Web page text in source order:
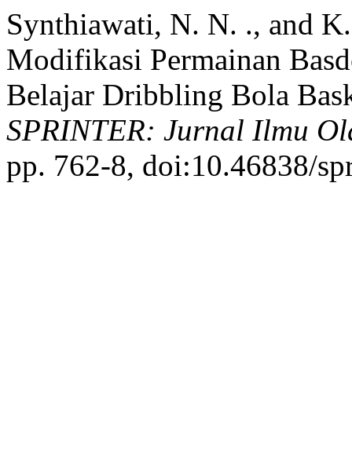
Synthiawati, N. N. ., and
Modifikasi Permainan
Belajar Dribbling Bola
SPRINTER: Jurnal Ilmu
pp. 762-8, doi:10.46838/